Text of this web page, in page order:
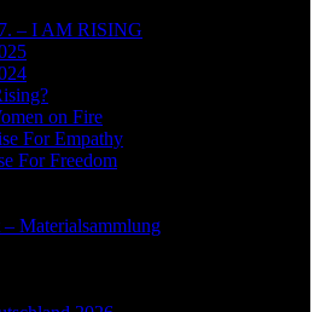
– I AM RISING
on Fire
For Empathy
For Freedom
Materialsammlung